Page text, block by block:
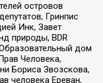
островов
Гринпис
Инк, Завет
природы, BDR
дом
Человека,
Бориса Звозскова,
человека Ереван,